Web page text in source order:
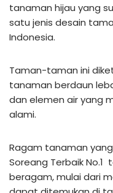
tanaman hijau yang
satu jenis desain
Indonesia.
Taman-taman ini
tanaman berdaun
dan elemen air yang
alami.
Ragam tanaman
Soreang Terbaik
beragam, mulai dari